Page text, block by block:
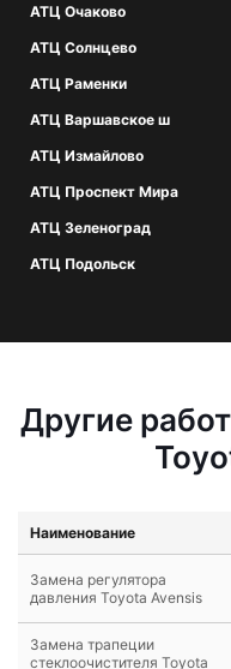
АТЦ Очаково
АТЦ Солнцево
АТЦ Раменки
АТЦ Варшавское ш
АТЦ Измайлово
АТЦ Проспект Мира
АТЦ Зеленоград
АТЦ Подольск
Другие
Наименование
Замена регулятора
давления Toyota Avensis
Замена трапеции
стеклоочистителя Toyota